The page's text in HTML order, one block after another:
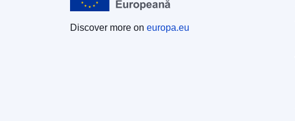
Discover more on europa.eu